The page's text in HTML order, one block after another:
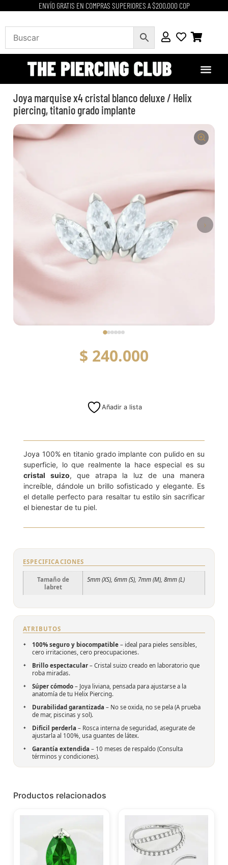
ENVÍO GRATIS EN COMPRAS SUPERIORES A $200.000 COP
Joya marquise x4 cristal blanco deluxe / Helix
piercing, titanio grado implante
›
$ 240.000
Añadir a lista
Joya 100% en titanio grado implante con pulido en su
superficie, lo que realmente la hace especial es su
cristal suizo, que atrapa la luz de una manera
increíble, dándole un brillo sofisticado y elegante. Es
el detalle perfecto para resaltar tu estilo sin sacrificar
el bienestar de tu piel.
ESPECIFICACIONES
Tamaño de
labret
5mm (XS), 6mm (S), 7mm (M), 8mm (L)
ATRIBUTOS
100% seguro y biocompatible – ideal para pieles sensibles,
cero irritaciones, cero preocupaciones.
Brillo espectacular – Cristal suizo creado en laboratorio que
roba miradas.
Súper cómodo – Joya liviana, pensada para ajustarse a la
anatomía de tu Helix Piercing.
Durabilidad garantizada – No se oxida, no se pela (A prueba
de mar, piscinas y sol).
Dificil perderla – Rosca interna de seguridad, asegurate de
ajustarla al 100%, usa guantes de látex.
Garantía extendida – 10 meses de respaldo (Consulta
términos y condiciones).
Productos relacionados